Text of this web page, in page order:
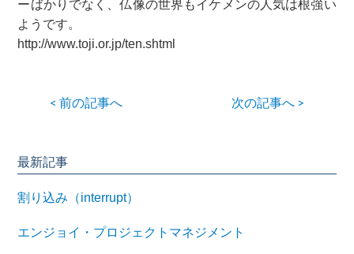
ーばかりでなく、仏像の世界もイケメンの人気は根強い
ようです。
http://www.toji.or.jp/ten.shtml
< 前の記事へ 次の記事へ >
最新記事
割り込み（interrupt）
エンジョイ・プロジェクトマネジメント